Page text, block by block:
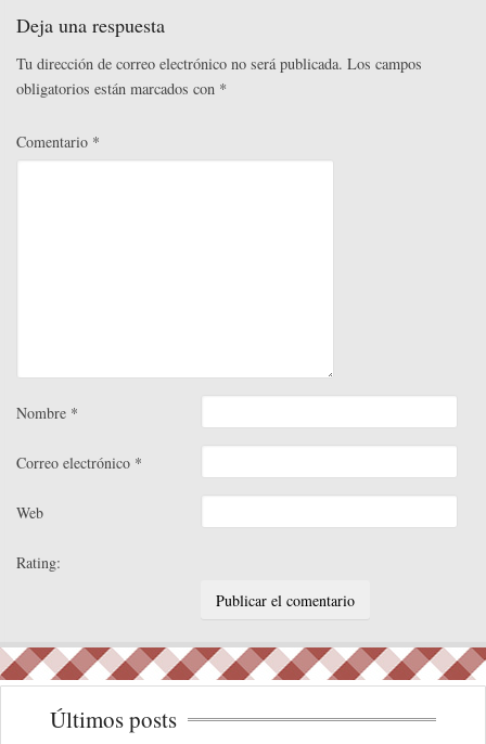
r
Deja una respuesta
Tu dirección de correo electrónico no será publicada. Los campos
obligatorios están marcados con *
Comentario *
Nombre *
Correo electrónico *
Web
Rating:
Últimos posts